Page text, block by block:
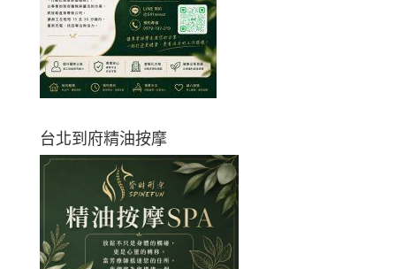
台北到府精油按摩